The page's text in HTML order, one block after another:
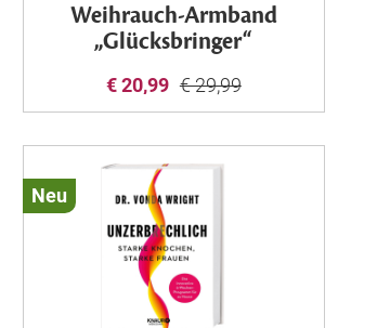
Weihrauch-Armband
„Glücksbringer“
€ 20,99 € 29,99
Neu